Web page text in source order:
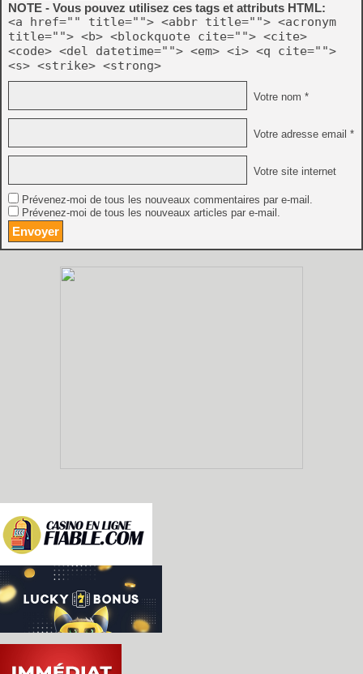
NOTE - Vous pouvez utilisez ces tags et attributs HTML:
<a href="" title=""> <abbr title=""> <acronym
title=""> <b> <blockquote cite=""> <cite>
<code> <del datetime=""> <em> <i> <q cite="">
<s> <strike> <strong>
Votre nom *
Votre adresse email *
Votre site internet
Prévenez-moi de tous les nouveaux commentaires par e-mail.
Prévenez-moi de tous les nouveaux articles par e-mail.